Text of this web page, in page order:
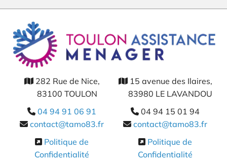
282 Rue de Nice,
83100 TOULON
 04 94 91 06 91
 contact@tamo83.fr
 Politique de
Confidentialité
15 avenue des Ilaires,
83980 LE LAVANDOU
 04 94 15 01 94
 contact@tamo83.fr
 Politique de
Confidentialité